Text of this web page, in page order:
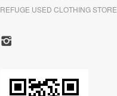
REFUGE USED CLOTHING STORE